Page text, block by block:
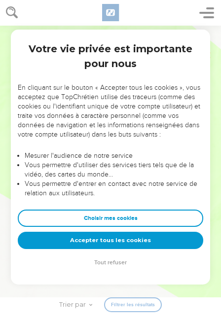
NE MANQUEZ PAS L’ÉVÉNEMENT
DE L’ANNÉE !
ET SI LEURS ERREURS POUVAIENT VOUS ÉVITER LES
VOTRES ?
leur foi ou leur vision. Mais on voit moins les doutes, les erreurs
et les saisons difficiles qu'ils ont traversés, alors même que ce
sont elles qui les ont façonnés.
Dans cette conférence, leaders, entrepreneurs, et responsables
clés pour avancer avec plus de sagesse afin que leurs erreurs
deviennent vos tremplins. Que vous guidiez un ministère, une
équipe, un groupe ou une famille, leur expérience est faite
pour vous.
Trier par Filtrer les résultats
Votre vie privée est importante
pour nous
En cliquant sur le bouton « Accepter tous les cookies », vous
acceptez que TopChrétien utilise des traceurs (comme des
cookies ou l'identifiant unique de votre compte utilisateur) et
traite vos données à caractère personnel (comme vos
données de navigation et les informations renseignées dans
votre compte utilisateur) dans les buts suivants :
Mesurer l'audience de notre service
Vous permettre d'utiliser des services tiers tels que de la
vidéo, des cartes du monde…
Vous permettre d'entrer en contact avec notre service de
relation aux utilisateurs.
Choisir mes cookies
Accepter tous les cookies
Tout refuser